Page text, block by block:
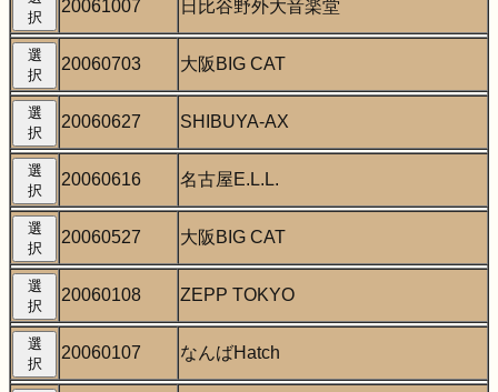
択
20061007 日比谷野外大音楽堂
選
択
20060703 大阪BIG CAT
選
択
20060627 SHIBUYA-AX
選
択
20060616 名古屋E.L.L.
選
択
20060527 大阪BIG CAT
選
択
20060108 ZEPP TOKYO
選
択
20060107 なんばHatch